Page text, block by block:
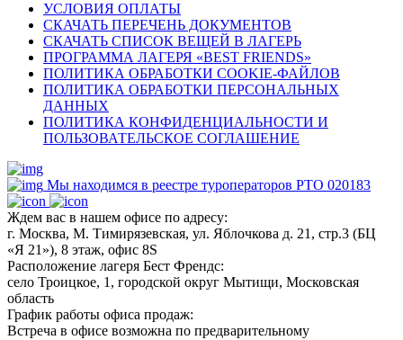
УСЛОВИЯ ОПЛАТЫ
СКАЧАТЬ ПЕРЕЧЕНЬ ДОКУМЕНТОВ
СКАЧАТЬ СПИСОК ВЕЩЕЙ В ЛАГЕРЬ
ПРОГРАММА ЛАГЕРЯ «BEST FRIENDS»
ПОЛИТИКА ОБРАБОТКИ COOKIE-ФАЙЛОВ
ПОЛИТИКА ОБРАБОТКИ ПЕРСОНАЛЬНЫХ
ДАННЫХ
ПОЛИТИКА КОНФИДЕНЦИАЛЬНОСТИ И
ПОЛЬЗОВАТЕЛЬСКОЕ СОГЛАШЕНИЕ
Мы находимся в реестре туроператоров РТО 020183
Ждем вас в нашем офисе по адресу:
г. Москва, М. Тимирязевская, ул. Яблочкова д. 21, стр.3 (БЦ
«Я 21»), 8 этаж, офис 8S
Расположение лагеря Бест Френдс:
село Троицкое, 1, городской округ Мытищи, Московская
область
График работы офиса продаж:
Встреча в офисе возможна по предварительному